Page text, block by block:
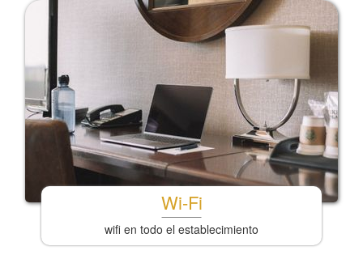
Wi-Fi
wifi en todo el establecimiento